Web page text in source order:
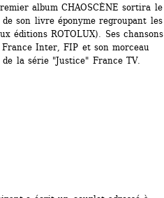
album CHAOSCÈNE sortira le
son livre éponyme regroupant les
éditions ROTOLUX). Ses chansons
Inter, FIP et son morceau
la série "Justice" France TV.